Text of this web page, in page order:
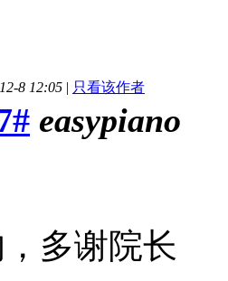
8 12:05 | 只看该作者
easypiano
多谢院长